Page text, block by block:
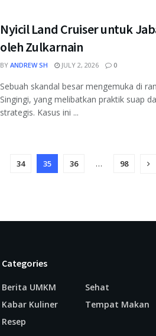
Nyicil Land Cruiser untuk
oleh Zulkarnain
BY ANDREW SH JULY 2, 2026 0
Sebuah skandal besar mengemuka di
Singingi, yang melibatkan praktik suap
strategis. Kasus ini ...
34 35 36 … 98
Categories
Berita UMKM
Kabar Kuliner
Resep
Sehat
Tempat Makan